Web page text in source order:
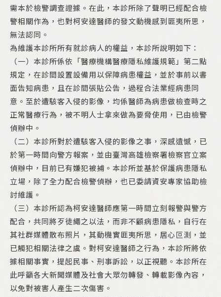
需本於檢警調查證據。在此，本診所除了聲明已經配合檢
警相關作為，也對柯安達醫師的發文動機感到匪夷所思，
無法認同。
為維護本診所所有就診病人的權益，本診所說明如下：
（一）本診所係依「醫療機構醫療隱私維護規範」第二點
規定，在診間設置設備用以保障病患權益，並於事前以書
面告知病患，且在診間張貼公告，過程合法業經病患同
意。至於遭駭客入侵的影像，均係醫師為病患做檢查時之
正常醫療行為，被不明人士拿來做為要脅使用，已由檢警
偵辦中。
（二）本診所對於遭駭客入侵的影像之事，深感遺憾，已
於第一時間向警方報案，並由臺灣高雄檢察署檢察官立案
偵辦中，目前已有嫌犯被捕。本診所並基於保護病患隱私
立場，除了全力配合檢警偵辦，也已委請資安專家協助檢
討維護。
（三）本診所認為柯安達醫師應第一時間立刻報警與警方
配合，共同將歹徒繩之以法，而非不顧病患隱私，自行在
其社群媒體散布照片，其動機實匪夷所思，居心叵測，並
已觸犯相關法律之虞。對柯安達醫師之行為，本診所將依
據相關事實，提起民事、刑事訴訟，以正視聽。本診所在
此呼籲各大新聞媒體及社會大眾勿轉發、轉載影像內容，
以免對被害人產生二次傷害。